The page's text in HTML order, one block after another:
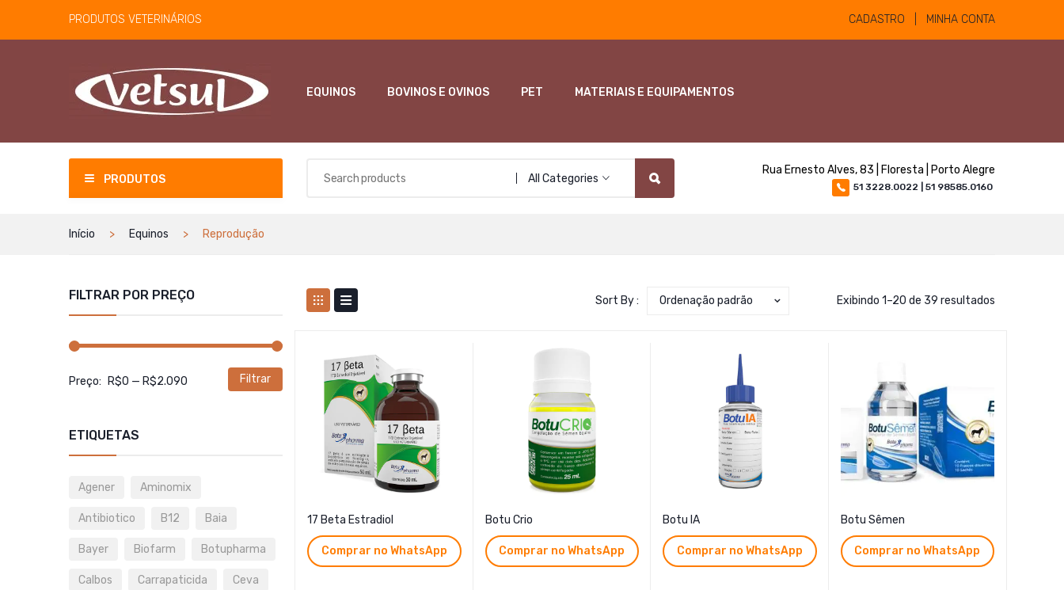
PRODUTOS VETERINÁRIOS CADASTRO | MINHA CONTA
EQUINOS BOVINOS E OVINOS PET MATERIAIS E EQUIPAMENTOS
PRODUTOS All Categories
Rua Ernesto Alves, 83 | Floresta | Porto Alegre
51 3228.0022 | 51 98585.0160
Início Equinos Reprodução
FILTRAR POR PREÇO
Filtrar
Preço: R$0 — R$2.090
ETIQUETAS
Agener Aminomix
Antibiotico B12 Baia
Bayer Biofarm Botupharma
Calbos Carrapaticida Ceva
Exibindo 1–20 de 39 resultados
Sort By : Ordenação padrão
17 Beta Estradiol
Comprar no WhatsApp
Botu Crio
Comprar no WhatsApp
Botu IA
Comprar no WhatsApp
Botu Sêmen
Comprar no WhatsApp